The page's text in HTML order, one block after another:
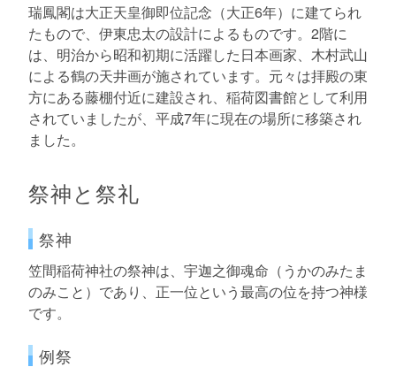
瑞鳳閣は大正天皇御即位記念（大正6年）に建てられ
たもので、伊東忠太の設計によるものです。2階に
は、明治から昭和初期に活躍した日本画家、木村武山
による鶴の天井画が施されています。元々は拝殿の東
方にある藤棚付近に建設され、稲荷図書館として利用
されていましたが、平成7年に現在の場所に移築され
ました。
祭神と祭礼
祭神
笠間稲荷神社の祭神は、宇迦之御魂命（うかのみたま
のみこと）であり、正一位という最高の位を持つ神様
です。
例祭